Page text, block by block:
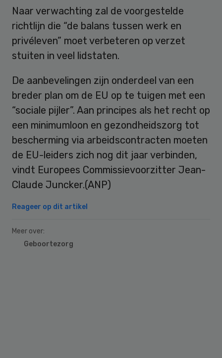
Naar verwachting zal de voorgestelde
richtlijn die “de balans tussen werk en
privéleven” moet verbeteren op verzet
stuiten in veel lidstaten.
De aanbevelingen zijn onderdeel van een
breder plan om de EU op te tuigen met een
“sociale pijler”. Aan principes als het recht op
een minimumloon en gezondheidszorg tot
bescherming via arbeidscontracten moeten
de EU-leiders zich nog dit jaar verbinden,
vindt Europees Commissievoorzitter Jean-
Claude Juncker.(ANP)
Reageer op dit artikel
Meer over:
Geboortezorg